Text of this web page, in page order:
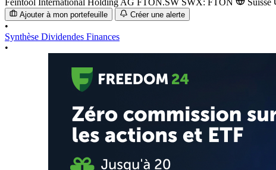
Ajouter à mon portefeuille Créer une alerte
•
Synthèse Dividendes Finances
•